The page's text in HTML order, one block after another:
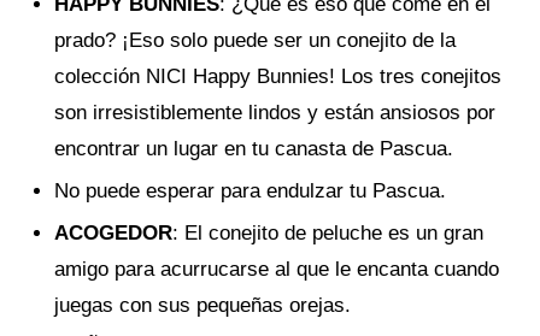
prado? ¡Eso solo puede ser un conejito de la
colección NICI Happy Bunnies! Los tres conejitos
son irresistiblemente lindos y están ansiosos por
encontrar un lugar en tu canasta de Pascua.
No puede esperar para endulzar tu Pascua.
ACOGEDOR: El conejito de peluche es un gran
amigo para acurrucarse al que le encanta cuando
juegas con sus pequeñas orejas.